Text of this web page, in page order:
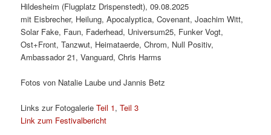
Hildesheim (Flugplatz Drispenstedt), 09.08.2025
mit Eisbrecher, Heilung, Apocalyptica, Covenant, Joachim Witt,
Solar Fake, Faun, Faderhead, Universum25, Funker Vogt,
Ost+Front, Tanzwut, Heimataerde, Chrom, Null Positiv,
Ambassador 21, Vanguard, Chris Harms
Fotos von Natalie Laube und Jannis Betz
Links zur FotogalerieTeil 1,Teil 3
Link zum Festivalbericht